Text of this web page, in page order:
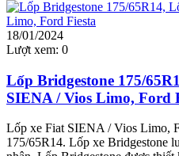
18/01/2024
Lượt xem: 0
Lốp Bridgestone 175/
SIENA / Vios Limo, Ford
Lốp xe Fiat SIENA / Vios Limo,
175/65R14. Lốp xe Bridgestone